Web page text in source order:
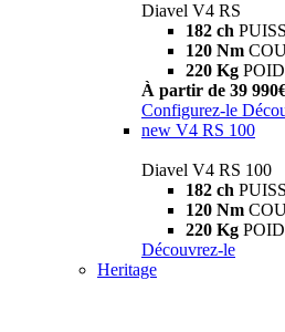
Diavel V4 RS
182 ch
120 Nm
220 Kg
À partir de 39
Configurez-le
new V4 RS 100
Diavel V4 RS 100
182 ch
120 Nm
220 Kg
Découvrez-le
Heritage